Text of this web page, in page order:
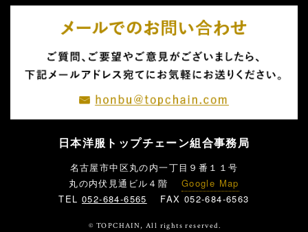
日本洋服トップチェーン組合事務局
名古屋市中区丸の内一丁目９番１１号
丸の内伏見通ビル４階
Google Map
TEL 052-684-6565 FAX 052-684-6563
© TOPCHAIN, All rights reserved.